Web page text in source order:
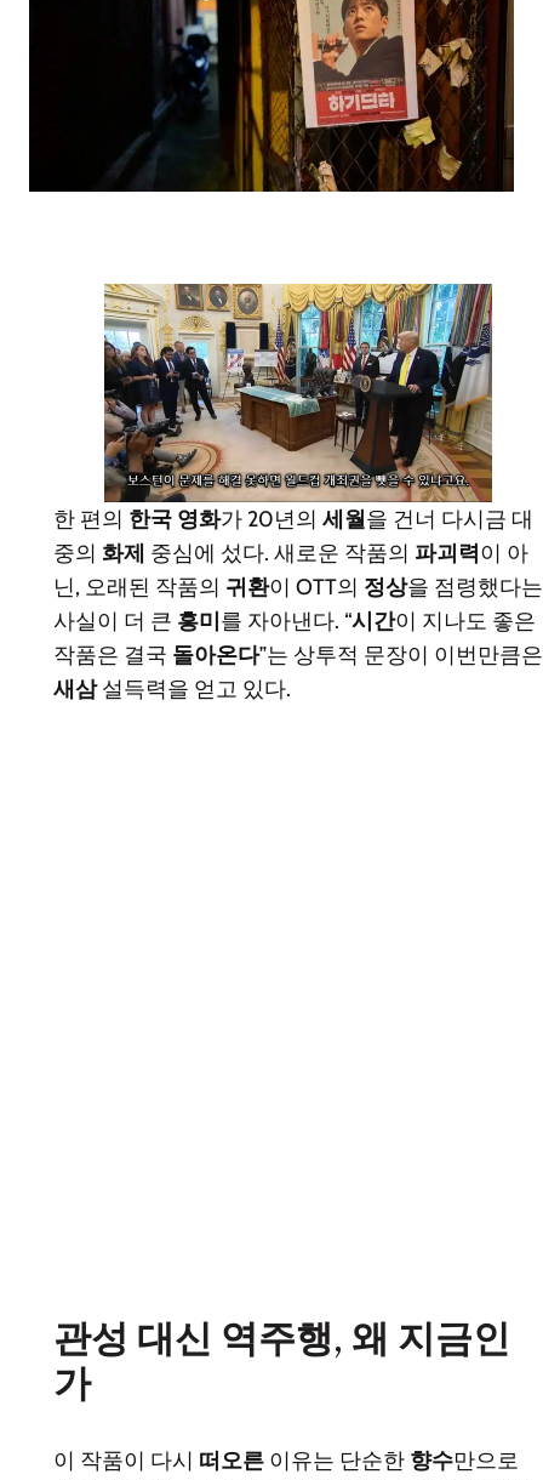
한 편의 한국 영화가 20년의 세월을 건너 다시금 대
중의 화제 중심에 섰다. 새로운 작품의 파괴력이 아
닌, 오래된 작품의 귀환이 OTT의 정상을 점령했다는
사실이 더 큰 흥미 를 자아낸다. “시간이 지나도 좋은
작품은 결국 돌아온다”는 상투적 문장이 이번만큼은
새삼설득력을 얻고 있다.
관성 대신 역주행, 왜 지금인
가
이 작품이 다시 떠오른 이유는 단순한 향수만으로